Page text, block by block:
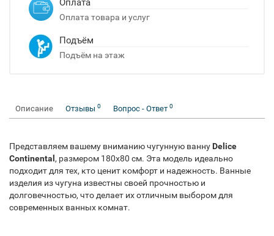
Оплата
Оплата товара и услуг
Подъём
Подъём на этаж
Описание Отзывы 0 Вопрос - Ответ 0
Представляем вашему вниманию чугунную ванну Delice
Continental , размером 180x80 см. Эта модель идеально
подходит для тех, кто ценит комфорт и надежность. Ванные
изделия из чугуна известны своей прочностью и
долговечностью, что делает их отличным выбором для
современных ванных комнат.